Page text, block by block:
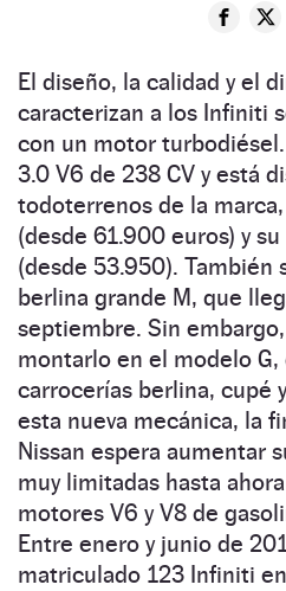
El diseño, la calidad y el
caracterizan a los Infiniti
con un motor
3.0 V6 de 238 CV y está
todoterrenos de la
(desde 61.900 euros) y
(desde 53.950). También
berlina grande M, que
septiembre. Sin
montarlo en el modelo
carrocerías berlina, cupé
esta nueva mecánica, la
Nissan espera aumentar
muy limitadas hasta
motores V6 y V8 de
Entre enero y junio de
matriculado 123 Infiniti